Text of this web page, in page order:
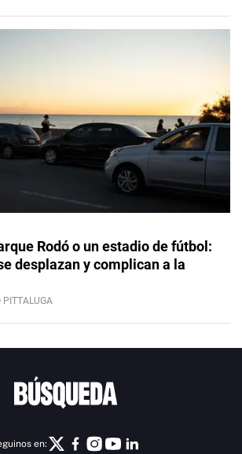
Rodó o un estadio de fútbol:
desplazan y complican a la
PITTALUGA
en: